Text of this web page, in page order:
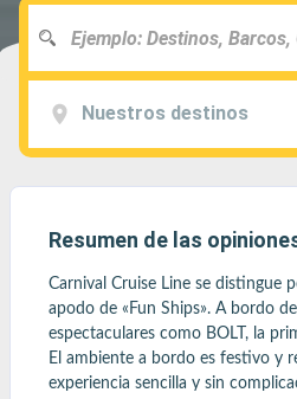
Nuestros destinos
Resumen de las
Carnival Cruise Line se distingue
apodo de «Fun Ships». A bordo
espectaculares como BOLT, la
El ambiente a bordo es festivo y
experiencia sencilla y sin